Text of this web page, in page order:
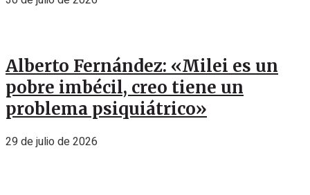
Alberto Fernández: «Milei es un
pobre imbécil, creo tiene un
problema psiquiátrico»
29 de julio de 2026